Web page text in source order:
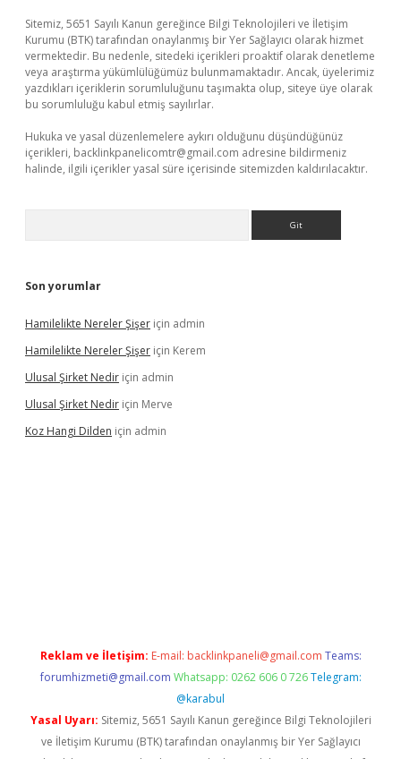
Sitemiz, 5651 Sayılı Kanun gereğince Bilgi Teknolojileri ve İletişim
Kurumu (BTK) tarafından onaylanmış bir Yer Sağlayıcı olarak hizmet
vermektedir. Bu nedenle, sitedeki içerikleri proaktif olarak denetleme
veya araştırma yükümlülüğümüz bulunmamaktadır. Ancak, üyelerimiz
yazdıkları içeriklerin sorumluluğunu taşımakta olup, siteye üye olarak
bu sorumluluğu kabul etmiş sayılırlar.
Hukuka ve yasal düzenlemelere aykırı olduğunu düşündüğünüz
içerikleri, backlinkpanelicomtr@gmail.com adresine bildirmeniz
halinde, ilgili içerikler yasal süre içerisinde sitemizden kaldırılacaktır.
Son yorumlar
Hamilelikte Nereler Şişer için admin
Hamilelikte Nereler Şişer için Kerem
Ulusal Şirket Nedir için admin
Ulusal Şirket Nedir için Merve
Koz Hangi Dilden için admin
Reklam ve İletişim: E-mail: backlinkpaneli@gmail.com Teams:
forumhizmeti@gmail.com Whatsapp: 0262 606 0 726 Telegram:
@karabul
Yasal Uyarı: Sitemiz, 5651 Sayılı Kanun gereğince Bilgi Teknolojileri
ve İletişim Kurumu (BTK) tarafından onaylanmış bir Yer Sağlayıcı